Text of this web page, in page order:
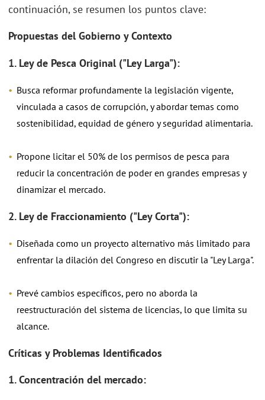
continuación, se resumen los puntos clave:
Propuestas del Gobierno y Contexto
1. Ley de Pesca Original ("Ley Larga"):
Busca reformar profundamente la legislación vigente,
vinculada a casos de corrupción, y abordar temas como
sostenibilidad, equidad de género y seguridad alimentaria.
Propone licitar el 50% de los permisos de pesca para
reducir la concentración de poder en grandes empresas y
dinamizar el mercado.
2. Ley de Fraccionamiento ("Ley Corta"):
Diseñada como un proyecto alternativo más limitado para
enfrentar la dilación del Congreso en discutir la "Ley Larga".
Prevé cambios específicos, pero no aborda la
reestructuración del sistema de licencias, lo que limita su
alcance.
Críticas y Problemas Identificados
1. Concentración del mercado: